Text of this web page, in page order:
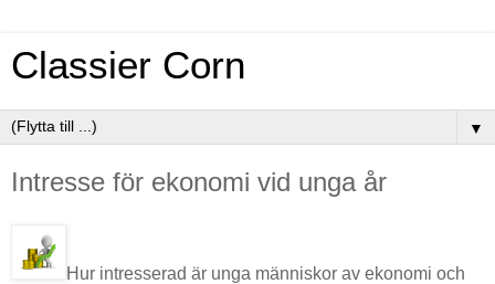
Classier Corn
▼
Intresse för ekonomi vid unga år
Hur intresserad är unga människor av ekonomi och